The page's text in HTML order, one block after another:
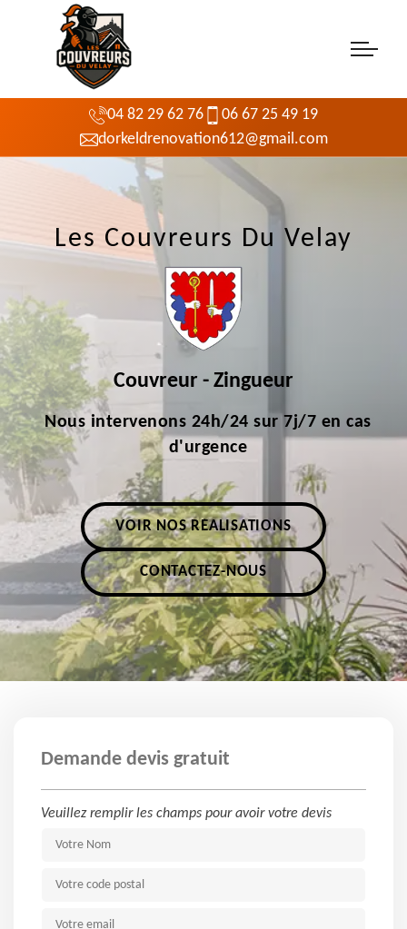
04 82 29 62 76
06 67 25 49 19
dorkeldrenovation612@gmail.com
Les Couvreurs Du Velay
Couvreur - Zingueur
Nous intervenons 24h/24 sur 7j/7 en cas
d'urgence
VOIR NOS RÉALISATIONS
CONTACTEZ-NOUS
Demande devis gratuit
Veuillez remplir les champs pour avoir votre devis